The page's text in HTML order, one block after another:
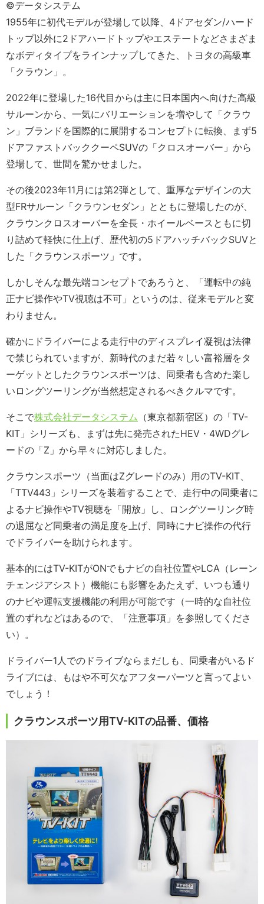
©データシステム
1955年に初代モデルが登場して以降、4ドアセダン/ハード
トップ以外に2ドアハードトップやエステートなどさまざま
なボディタイプをラインナップしてきた、トヨタの高級車
「クラウン」。
2022年に登場した16代目からは主に日本国内へ向けた高級
サルーンから、一気にバリエーションを増やして「クラウ
ン」ブランドを国際的に展開するコンセプトに転換、まず5
ドアファストバッククーペSUVの「クロスオーバー」から
登場して、世間を驚かせました。
その後2023年11月には第2弾として、重厚なデザインの大
型FRサルーン「クラウンセダン」とともに登場したのが、
クラウンクロスオーバーを全長・ホイールベースともに切
り詰めて軽快に仕上げ、歴代初の5ドアハッチバックSUVと
した「クラウンスポーツ」です。
しかしそんな最先端コンセプトであろうと、「運転中の純
正ナビ操作やTV視聴は不可」というのは、従来モデルと変
わりません。
確かにドライバーによる走行中のディスプレイ凝視は法律
で禁じられていますが、新時代のまだ若々しい富裕層をタ
ーゲットとしたクラウンスポーツは、同乗者も含めた楽し
いロングツーリングが当然想定されるべきクルマです。
そこで株式会社データシステム （東京都新宿区）の「TV-
KIT」シリーズも、まずは先に発売されたHEV・4WDグレ
ードの「Z」から早々に対応しました。
クラウンスポーツ（当面はZグレードのみ）用のTV-KIT、
「TTV443」シリーズを装着することで、走行中の同乗者に
よるナビ操作やTV視聴を「開放」し、ロングツーリング時
の退屈など同乗者の満足度を上げ、同時にナビ操作の代行
でドライバーを助けられます。
基本的にはTV-KITがONでもナビの自社位置やLCA（レーン
チェンジアシスト）機能にも影響をあたえず、いつも通り
のナビや運転支援機能の利用が可能です（一時的な自社位
置のずれなどはあるので、「注意事項」を参照してくださ
い）。
ドライバー1人でのドライブならまだしも、同乗者がいるド
ライブには、もはや不可欠なアフターパーツと言ってよい
でしょう！
クラウンスポーツ用TV-KITの品番、価格